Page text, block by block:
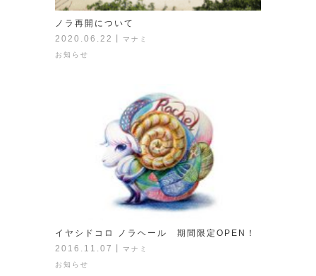
ノラ再開について
2020.06.22
マナミ
お知らせ
イヤシドコロ ノラヘール 期間限定OPEN！
2016.11.07
マナミ
お知らせ